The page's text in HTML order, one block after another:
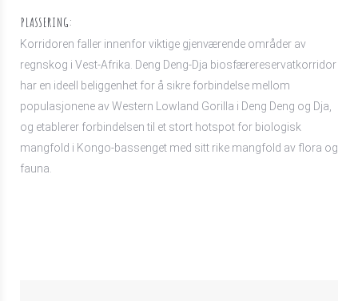
PLASSERING:
Korridoren faller innenfor viktige gjenværende områder av
regnskog i Vest-Afrika. Deng Deng-Dja biosfærereservatkorridor
har en ideell beliggenhet for å sikre forbindelse mellom
populasjonene av Western Lowland Gorilla i Deng Deng og Dja,
og etablerer forbindelsen til et stort hotspot for biologisk
mangfold i Kongo-bassenget med sitt rike mangfold av flora og
fauna.